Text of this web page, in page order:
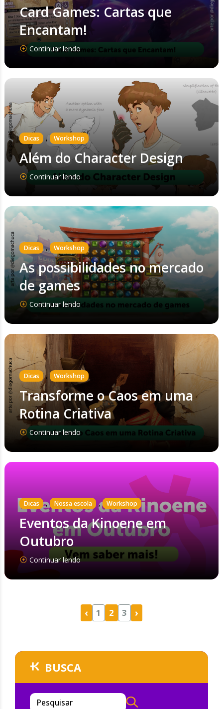
Card Games: Cartas que
Encantam!
Continuar lendo
Dicas , Workshop
Além do Character Design
Continuar lendo
Dicas , Workshop
As possibilidades no mercado
de games
Continuar lendo
Dicas , Workshop
Transforme o Caos em uma
Rotina Criativa
Continuar lendo
Dicas , Nossa escola , Workshop
Eventos da Kinoene em
Outubro
Continuar lendo
‹ 1 2 3 ›
BUSCA
Pesquisar